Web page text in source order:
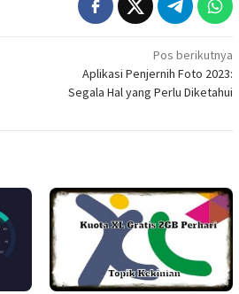
Pos berikutnya
Aplikasi Penjernih Foto 2023:
Segala Hal yang Perlu Diketahui